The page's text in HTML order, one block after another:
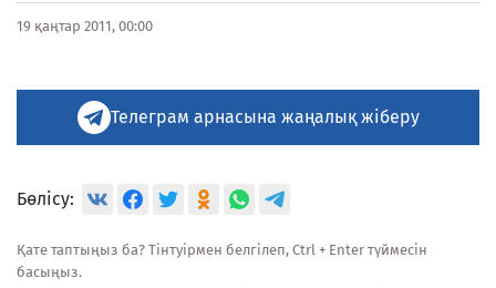
19 қаңтар 2011, 00:00
Телеграм арнасына жаңалық жіберу
Бөлісу:
Қате таптыңыз ба? Тінтуірмен белгілеп, Ctrl + Enter түймесін
басыңыз.